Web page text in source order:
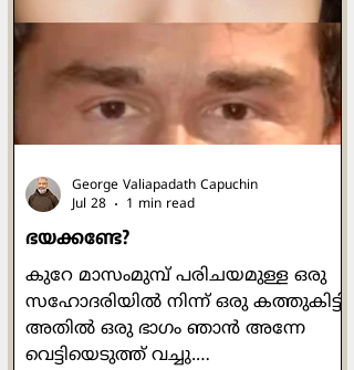
ചെയ്യുമ്പോഴോ മനുഷ്യരെ കാണിച്ച്
ചെയ്യരുതെന്നും രഹസ്യത്തിൽ ദൈവം
മാത്രമേ അവ കണ്ടുകൂടൂ എന്നും
പറയുന്നുണ്ട് അവിടന്ന്. ചുരുക്കത്തിൽ
ഓരോന്നും അതതിനു
ഭയക്കണ്ടേ?
കുറേ മാസംമുമ്പ് പരിചയമുള്ള ഒരു
സഹോദരിയിൽ നിന്ന് ഒരു കത്തുകിട്ടി.
അതിൽ ഒരു ഭാഗം ഞാൻ അന്നേ
വെട്ടിയെടുത്ത് വച്ചു.
George Valiapadath Capuchin
Jul 28
1 min read